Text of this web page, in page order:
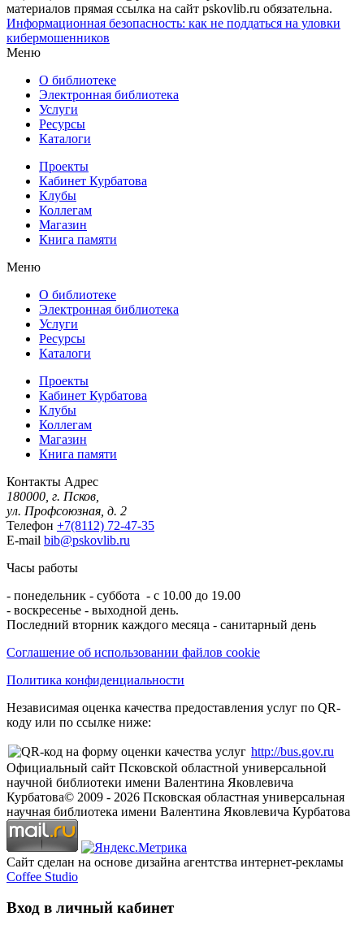
материалов прямая ссылка на сайт pskovlib.ru обязательна.
Информационная безопасность: как не поддаться на уловки
кибермошенников
Меню
О библиотеке
Электронная библиотека
Услуги
Ресурсы
Каталоги
Проекты
Кабинет Курбатова
Клубы
Коллегам
Магазин
Книга памяти
Меню
О библиотеке
Электронная библиотека
Услуги
Ресурсы
Каталоги
Проекты
Кабинет Курбатова
Клубы
Коллегам
Магазин
Книга памяти
Контакты Адрес
180000, г. Псков,
ул. Профсоюзная, д. 2
Телефон +7(8112) 72-47-35
E-mail bib@pskovlib.ru
Часы работы
- понедельник - суббота - с 10.00 до 19.00
- воскресенье - выходной день.
Последний вторник каждого месяца - санитарный день
Соглашение об использовании файлов cookie
Политика конфиденциальности
Независимая оценка качества предоставления услуг по QR-
коду или по ссылке ниже:
http://bus.gov.ru
Официальный сайт Псковской областной универсальной
научной библиотеки имени Валентина Яковлевича
Курбатова© 2009 - 2026 Псковская областная универсальная
научная библиотека имени Валентина Яковлевича Курбатова
Сайт сделан на основе дизайна агентства интернет-рекламы
Coffee Studio
Вход в личный кабинет